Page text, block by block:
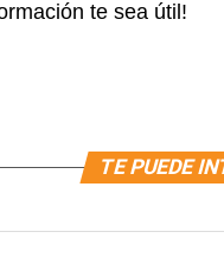
te sea útil!
TE PUEDE